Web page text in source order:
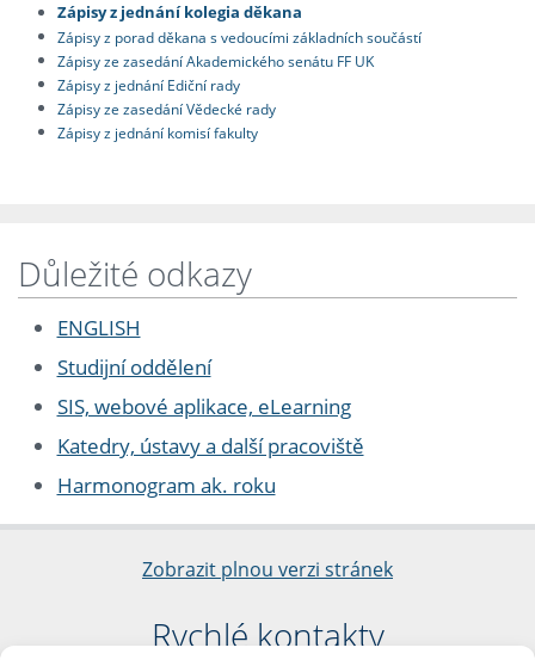
Zápisy z jednání kolegia děkana
Zápisy z porad děkana s vedoucími základních součástí
Zápisy ze zasedání Akademického senátu FF UK
Zápisy z jednání Ediční rady
Zápisy ze zasedání Vědecké rady
Zápisy z jednání komisí fakulty
Důležité odkazy
ENGLISH
Studijní oddělení
SIS, webové aplikace, eLearning
Katedry, ústavy a další pracoviště
Harmonogram ak. roku
Zobrazit plnou verzi stránek
Rychlé kontakty